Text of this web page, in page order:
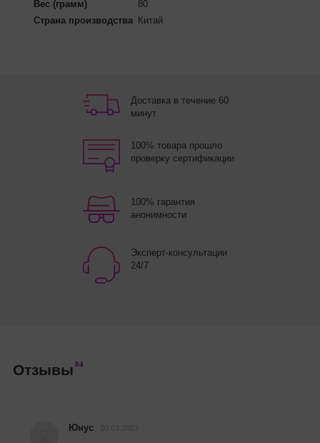
Вес (грамм)
80
Страна производства
Китай
Доставка в течение 60
минут
100% товара прошло
проверку сертификации
100% гарантия
анонимности
Эксперт-консультации
24/7
Отзывы 84
Юнус 20.03.2023